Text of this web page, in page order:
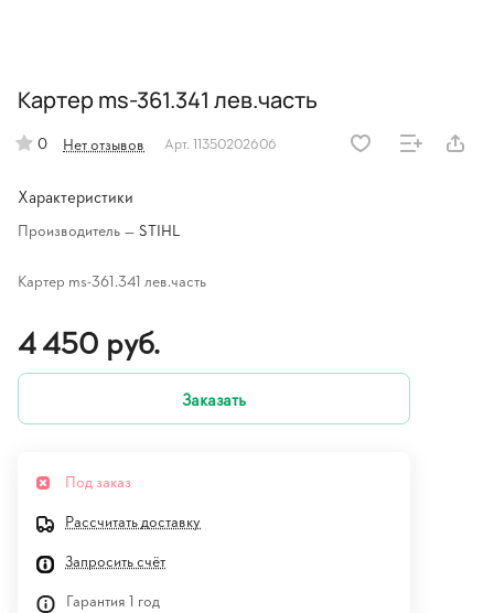
Картер ms-361.341 лев.часть
0 Нет отзывов Арт. 11350202606
Характеристики
Производитель — STIHL
Картер ms-361.341 лев.часть
4 450 руб.
Заказать
Под заказ
Рассчитать доставку
Запросить счёт
Гарантия 1 год